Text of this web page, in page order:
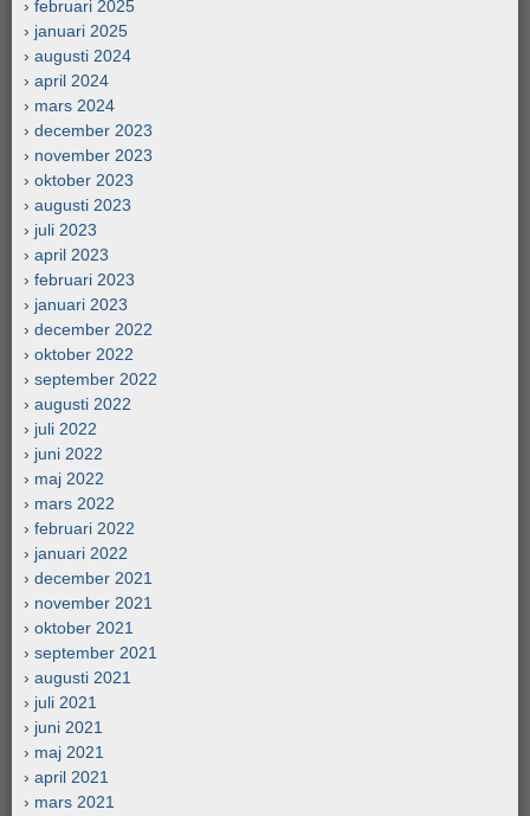
februari 2025
januari 2025
augusti 2024
april 2024
mars 2024
december 2023
november 2023
oktober 2023
augusti 2023
juli 2023
april 2023
februari 2023
januari 2023
december 2022
oktober 2022
september 2022
augusti 2022
juli 2022
juni 2022
maj 2022
mars 2022
februari 2022
januari 2022
december 2021
november 2021
oktober 2021
september 2021
augusti 2021
juli 2021
juni 2021
maj 2021
april 2021
mars 2021